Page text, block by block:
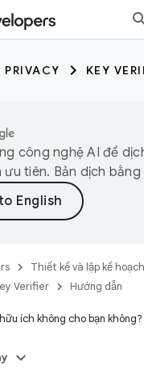
PRIVACY KEY
công nghệ AI để
tiên. Bản dịch
Thiết kế và lập kế hoạch
Verifier Hướng dẫn
ích không cho bạn không?